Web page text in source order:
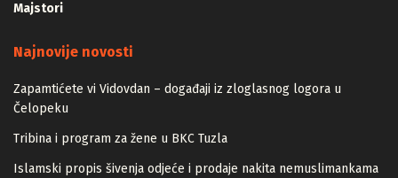
Majstori
Najnovije novosti
Zapamtićete vi Vidovdan – događaji iz zloglasnog logora u
Čelopeku
Tribina i program za žene u BKC Tuzla
Islamski propis šivenja odjeće i prodaje nakita nemuslimankama